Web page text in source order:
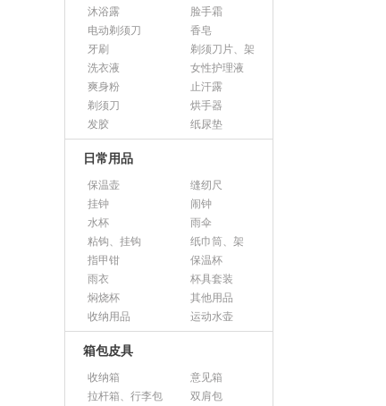
沐浴露
脸手霜
电动剃须刀
香皂
牙刷
剃须刀片、架
洗衣液
女性护理液
爽身粉
止汗露
剃须刀
烘手器
发胶
纸尿垫
日常用品
保温壶
缝纫尺
挂钟
闹钟
水杯
雨伞
粘钩、挂钩
纸巾筒、架
指甲钳
保温杯
雨衣
杯具套装
焖烧杯
其他用品
收纳用品
运动水壶
箱包皮具
收纳箱
意见箱
拉杆箱、行李包
双肩包